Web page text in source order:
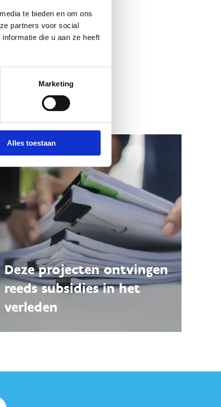
te bieden en om ons
partners voor social
die u aan ze heeft
Marketing
Alles toestaan
Deze projecten ontvingen
reeds subsidies in het
verleden